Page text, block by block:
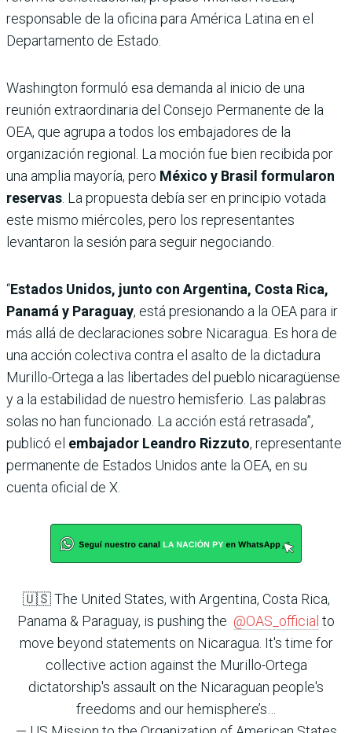
responsable de la oficina para América Latina en el
Departamento de Estado.
Washington formuló esa demanda al inicio de una
reunión extraordinaria del Consejo Permanente de la
OEA, que agrupa a todos los embajadores de la
organización regional. La moción fue bien recibida por
una amplia mayoría, pero México y Brasil formularon
reservas . La propuesta debía ser en principio votada
este mismo miércoles, pero los representantes
levantaron la sesión para seguir negociando.
“Estados Unidos, junto con Argentina, Costa Rica,
Panamá y Paraguay, está presionando a la OEA para ir
más allá de declaraciones sobre Nicaragua. Es hora de
una acción colectiva contra el asalto de la dictadura
Murillo-Ortega a las libertades del pueblo nicaragüense
y a la estabilidad de nuestro hemisferio. Las palabras
solas no han funcionado. La acción está retrasada”,
publicó el embajador Leandro Rizzuto, representante
permanente de Estados Unidos ante la OEA, en su
cuenta oficial de X.
🇺🇸 The United States, with Argentina, Costa Rica,
Panama & Paraguay, is pushing the @OAS_official to
move beyond statements on Nicaragua. It's time for
collective action against the Murillo-Ortega
dictatorship's assault on the Nicaraguan people's
freedoms and our hemisphere’s…